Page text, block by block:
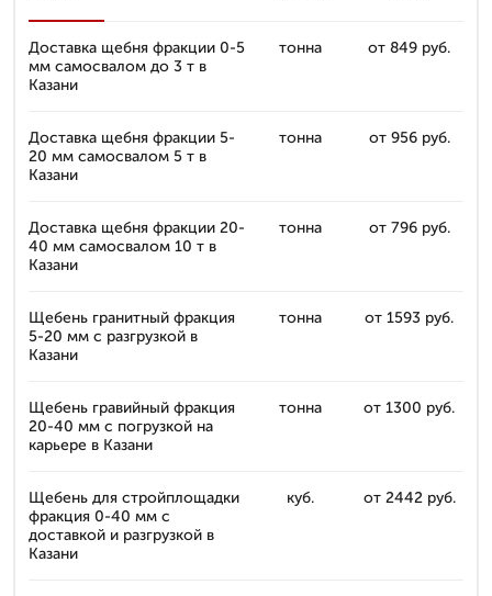
Доставка щебня фракции 0-5
мм самосвалом до 3 т в
Казани
тонна от 849 руб.
Доставка щебня фракции 5-
20 мм самосвалом 5 т в
Казани
тонна от 956 руб.
Доставка щебня фракции 20-
40 мм самосвалом 10 т в
Казани
тонна от 796 руб.
Щебень гранитный фракция
5-20 мм с разгрузкой в
Казани
тонна от 1593 руб.
Щебень гравийный фракция
20-40 мм с погрузкой на
карьерe в Казани
тонна от 1300 руб.
Щебень для стройплощадки
фракция 0-40 мм с
доставкой и разгрузкой в
Казани
куб. от 2442 руб.